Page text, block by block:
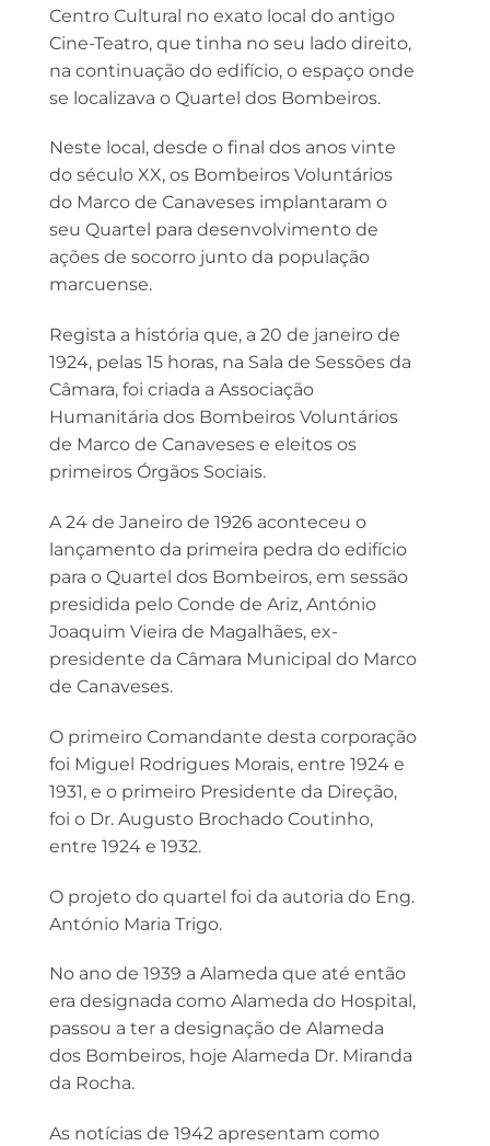
Centro Cultural no exato local do antigo
Cine-Teatro, que tinha no seu lado direito,
na continuação do edifício, o espaço onde
se localizava o Quartel dos Bombeiros.
Neste local, desde o final dos anos vinte
do século XX, os Bombeiros Voluntários
do Marco de Canaveses implantaram o
seu Quartel para desenvolvimento de
ações de socorro junto da população
marcuense.
Regista a história que, a 20 de janeiro de
1924, pelas 15 horas, na Sala de Sessões da
Câmara, foi criada a Associação
Humanitária dos Bombeiros Voluntários
de Marco de Canaveses e eleitos os
primeiros Órgãos Sociais.
A 24 de Janeiro de 1926 aconteceu o
lançamento da primeira pedra do edifício
para o Quartel dos Bombeiros, em sessão
presidida pelo Conde de Ariz, António
Joaquim Vieira de Magalhães, ex-
presidente da Câmara Municipal do Marco
de Canaveses.
O primeiro Comandante desta corporação
foi Miguel Rodrigues Morais, entre 1924 e
1931, e o primeiro Presidente da Direção,
foi o Dr. Augusto Brochado Coutinho,
entre 1924 e 1932.
O projeto do quartel foi da autoria do Eng.
António Maria Trigo.
No ano de 1939 a Alameda que até então
era designada como Alameda do Hospital,
passou a ter a designação de Alameda
dos Bombeiros, hoje Alameda Dr. Miranda
da Rocha.
As notícias de 1942 apresentam como